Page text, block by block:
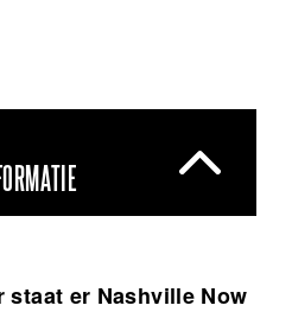
staat er Nashville Now